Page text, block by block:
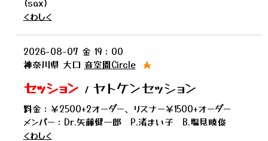
(sax)
くわしく
2026-08-07 金 19：00
神奈川県 大口 音空間Circle ★
セッション / ヤトケンセッション
料金：￥2500+2オーダー、リスナー￥1500+オーダー
メンバー：Dr.矢藤健一郎 P.渚まい子 B.塩見暁俊
くわしく